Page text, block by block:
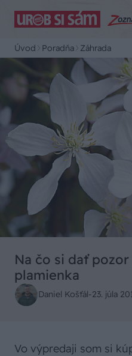
Úvod Poradňa Záhrada
Na čo si dať
plamienka
Daniel Košťál-23. júla
Vo výpredaji som si